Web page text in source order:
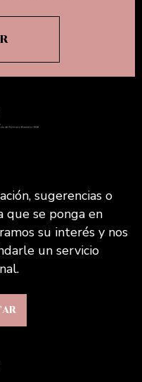
sugerencias o
que se ponga en
su interés y nos
un servicio